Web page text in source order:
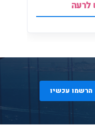
לרעה
הרשמו עכשיו